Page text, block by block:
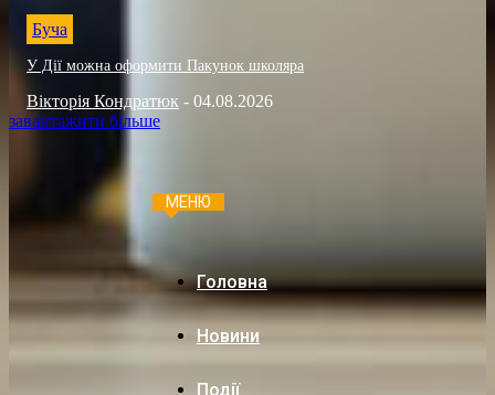
Буча
У Дії можна оформити Пакунок школяра
Вікторія Кондратюк - 04.08.2026
завантажити більше
МЕНЮ
Головна
Новини
Події